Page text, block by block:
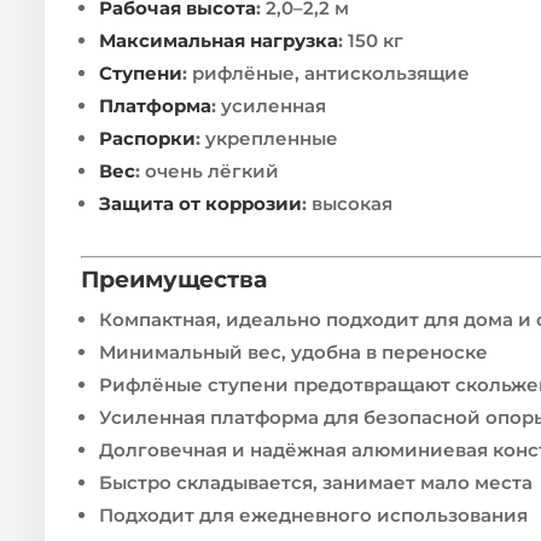
Рабочая высота: 2,0–2,2 м
Максимальная нагрузка: 150 кг
Ступени: рифлёные, антискользящие
Платформа: усиленная
Распорки: укрепленные
Вес: очень лёгкий
Защита от коррозии: высокая
Преимущества
Компактная, идеально подходит для дома и
Минимальный вес, удобна в переноске
Рифлёные ступени предотвращают
Усиленная платформа для безопасной
Долговечная и надёжная алюминиевая
Быстро складывается, занимает мало места
Подходит для ежедневного использования